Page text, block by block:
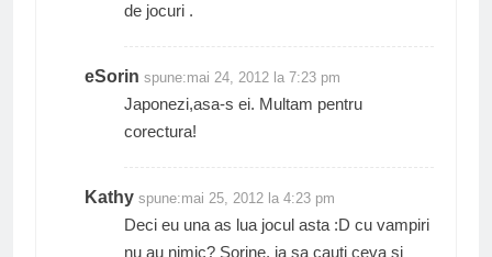
de jocuri .
eSorin spune:mai 24, 2012 la 7:23 pm
Japonezi,asa-s ei. Multam pentru
corectura!
Kathy spune:mai 25, 2012 la 4:23 pm
Deci eu una as lua jocul asta :D cu vampiri
nu au nimic? Sorine, ia sa cauti ceva si